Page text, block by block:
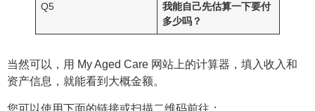
Q5
我能自己先估算一下要付
多少吗？
当然可以，用 My Aged Care 网站上的计算器，填入收入和
资产信息，就能看到大概金额。
您可以使用下面的链接或扫描二维码前往：